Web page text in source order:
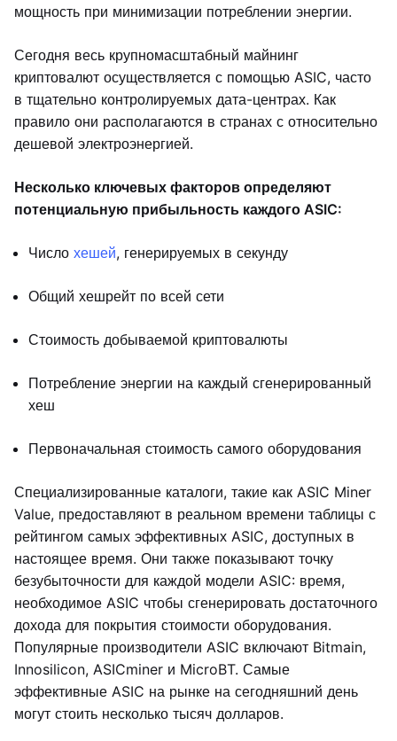
мощность при минимизации потреблении энергии.
Сегодня весь крупномасштабный майнинг
криптовалют осуществляется с помощью ASIC, часто
в тщательно контролируемых дата-центрах. Как
правило они располагаются в странах с относительно
дешевой электроэнергией.
Несколько ключевых факторов определяют
потенциальную прибыльность каждого ASIC:
Число хешей, генерируемых в секунду
Общий хешрейт по всей сети
Стоимость добываемой криптовалюты
Потребление энергии на каждый сгенерированный
хеш
Первоначальная стоимость самого оборудования
Специализированные каталоги, такие как ASIC Miner
Value, предоставляют в реальном времени таблицы с
рейтингом самых эффективных ASIC, доступных в
настоящее время. Они также показывают точку
безубыточности для каждой модели ASIC: время,
необходимое ASIC чтобы сгенерировать достаточного
дохода для покрытия стоимости оборудования.
Популярные производители ASIC включают Bitmain,
Innosilicon, ASICminer и MicroBT. Самые
эффективные ASIC на рынке на сегодняшний день
могут стоить несколько тысяч долларов.